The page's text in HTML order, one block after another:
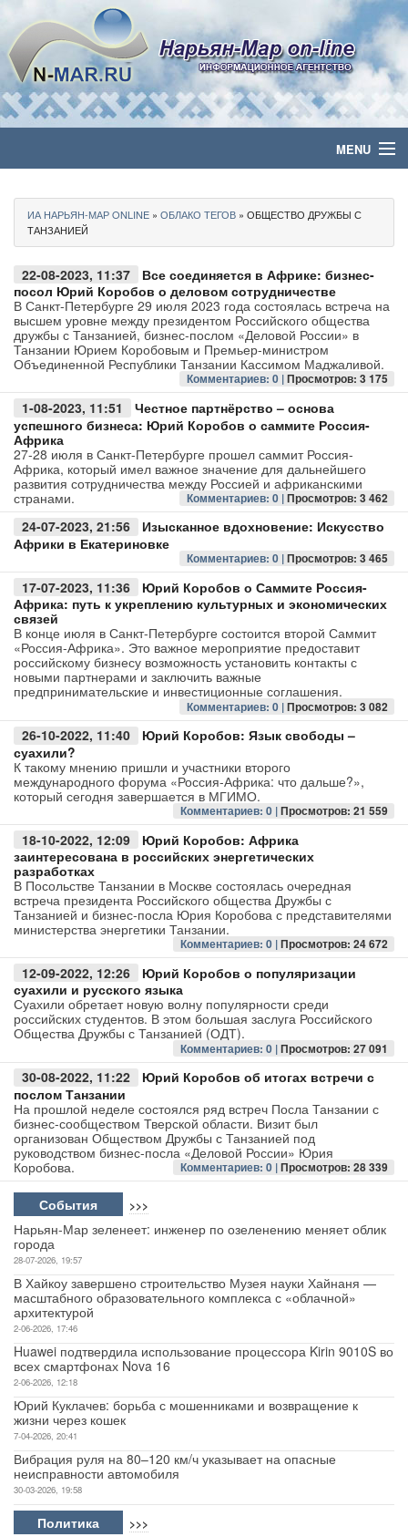
MENU
Политика
Бизнес
Общество
Культура
Медиа
Авто
Спорт
Контакты
ИА НАРЬЯН-МАР ONLINE » ОБЛАКО ТЕГОВ » ОБЩЕСТВО ДРУЖБЫ С
ТАНЗАНИЕЙ
22-08-2023, 11:37
Все соединяется в Африке: бизнес-
посол Юрий Коробов о деловом сотрудничестве
В Санкт-Петербурге 29 июля 2023 года состоялась встреча на
высшем уровне между президентом Российского общества
дружбы с Танзанией, бизнес-послом «Деловой России» в
Танзании Юрием Коробовым и Премьер-министром
Объединенной Республики Танзании Кассимом Маджаливой.
Комментариев: 0 |Просмотров: 3 175
1-08-2023, 11:51
Честное партнёрство – основа
успешного бизнеса: Юрий Коробов о саммите Россия-
Африка
27-28 июля в Санкт-Петербурге прошел саммит Россия-
Африка, который имел важное значение для дальнейшего
развития сотрудничества между Россией и африканскими
странами.
Комментариев: 0 |Просмотров: 3 462
24-07-2023, 21:56
Изысканное вдохновение: Искусство
Африки в Екатериновке
Комментариев: 0 |Просмотров: 3 465
17-07-2023, 11:36
Юрий Коробов о Саммите Россия-
Африка: путь к укреплению культурных и экономических
связей
В конце июля в Санкт-Петербурге состоится второй Саммит
«Россия-Африка». Это важное мероприятие предоставит
российскому бизнесу возможность установить контакты с
новыми партнерами и заключить важные
предпринимательские и инвестиционные соглашения.
Комментариев: 0 |Просмотров: 3 082
26-10-2022, 11:40
Юрий Коробов: Язык свободы –
суахили?
К такому мнению пришли и участники второго
международного форума «Россия-Африка: что дальше?»,
который сегодня завершается в МГИМО.
Комментариев: 0 |Просмотров: 21 559
18-10-2022, 12:09
Юрий Коробов: Африка
заинтересована в российских энергетических
разработках
В Посольстве Танзании в Москве состоялась очередная
встреча президента Российского общества Дружбы с
Танзанией и бизнес-посла Юрия Коробова с представителями
министерства энергетики Танзании.
Комментариев: 0 |Просмотров: 24 672
12-09-2022, 12:26
Юрий Коробов о популяризации
суахили и русского языка
Суахили обретает новую волну популярности среди
российских студентов. В этом большая заслуга Российского
Общества Дружбы с Танзанией (ОДТ).
Комментариев: 0 |Просмотров: 27 091
30-08-2022, 11:22
Юрий Коробов об итогах встречи с
послом Танзании
На прошлой неделе состоялся ряд встреч Посла Танзании с
бизнес-сообществом Тверской области. Визит был
организован Обществом Дружбы с Танзанией под
руководством бизнес-посла «Деловой России» Юрия
Коробова.
Комментариев: 0 |Просмотров: 28 339
События >>>
Нарьян-Мар зеленеет: инженер по озеленению меняет облик
города
28-07-2026, 19:57
В Хайкоу завершено строительство Музея науки Хайнаня —
масштабного образовательного комплекса с «облачной»
архитектурой
2-06-2026, 17:46
Huawei подтвердила использование процессора Kirin 9010S во
всех смартфонах Nova 16
2-06-2026, 12:18
Юрий Куклачев: борьба с мошенниками и возвращение к
жизни через кошек
7-04-2026, 20:41
Вибрация руля на 80–120 км/ч указывает на опасные
неисправности автомобиля
30-03-2026, 19:58
Политика >>>